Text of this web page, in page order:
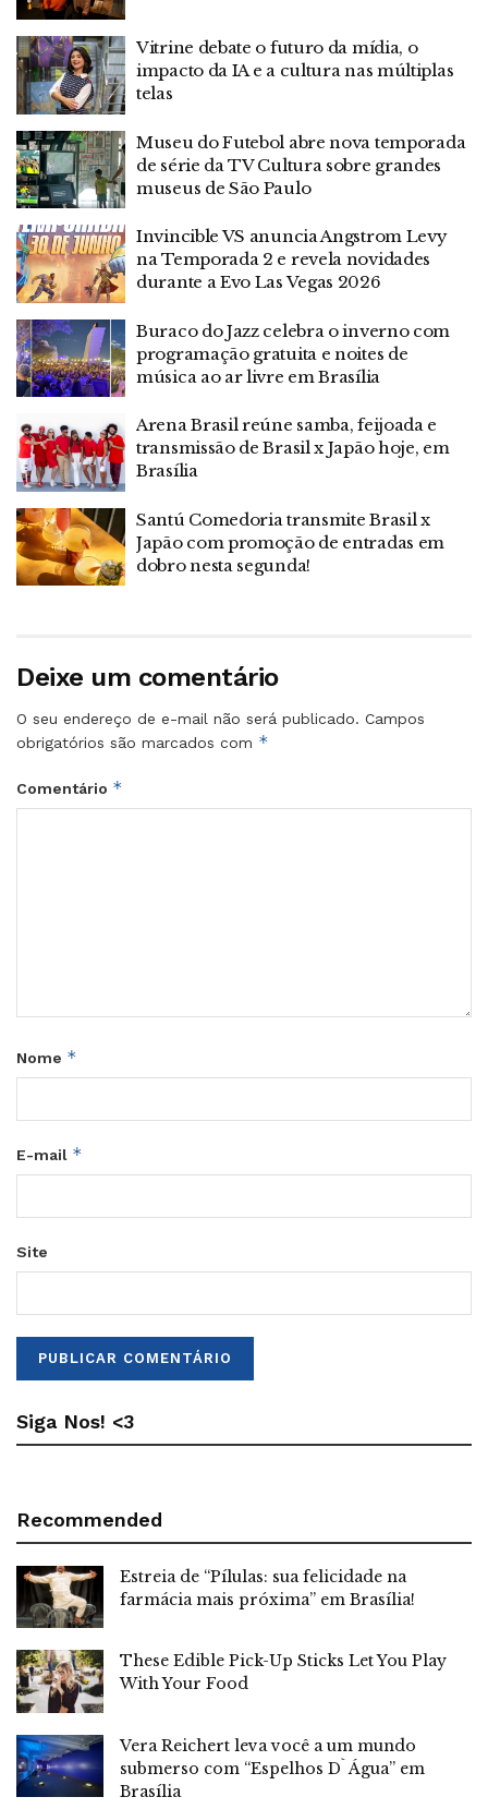
Vitrine debate o futuro da mídia, o
impacto da IA e a cultura nas múltiplas
telas
Museu do Futebol abre nova temporada
de série da TV Cultura sobre grandes
museus de São Paulo
Invincible VS anuncia Angstrom Levy
na Temporada 2 e revela novidades
durante a Evo Las Vegas 2026
Buraco do Jazz celebra o inverno com
programação gratuita e noites de
música ao ar livre em Brasília
Arena Brasil reúne samba, feijoada e
transmissão de Brasil x Japão hoje, em
Brasília
Santú Comedoria transmite Brasil x
Japão com promoção de entradas em
dobro nesta segunda!
Deixe um comentário
O seu endereço de e-mail não será publicado. Campos
obrigatórios são marcados com *
Comentário *
Nome *
E-mail *
Site
Siga Nos! <3
Recommended
Estreia de “Pílulas: sua felicidade na
farmácia mais próxima” em Brasília!
These Edible Pick-Up Sticks Let You Play
With Your Food
Vera Reichert leva você a um mundo
submerso com “Espelhos D` Água” em
Brasília